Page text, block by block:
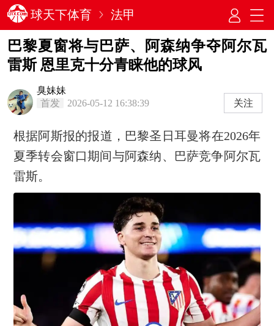
球天下体育 法甲
巴黎夏窗将与巴萨、阿森纳争夺阿尔瓦
雷斯 恩里克十分青睐他的球风
臭妹妹
首发
2026-05-12 16:38:39 关注
根据阿斯报的报道，巴黎圣日耳曼将在2026年
夏季转会窗口期间与阿森纳、巴萨竞争阿尔瓦
雷斯。